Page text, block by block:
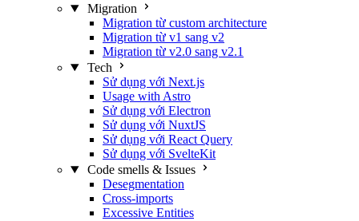
Migration
Migration từ custom architecture
Migration từ v1 sang v2
Migration từ v2.0 sang v2.1
Tech
Sử dụng với Next.js
Usage with Astro
Sử dụng với Electron
Sử dụng với NuxtJS
Sử dụng với React Query
Sử dụng với SvelteKit
Code smells & Issues
Desegmentation
Cross-imports
Excessive Entities